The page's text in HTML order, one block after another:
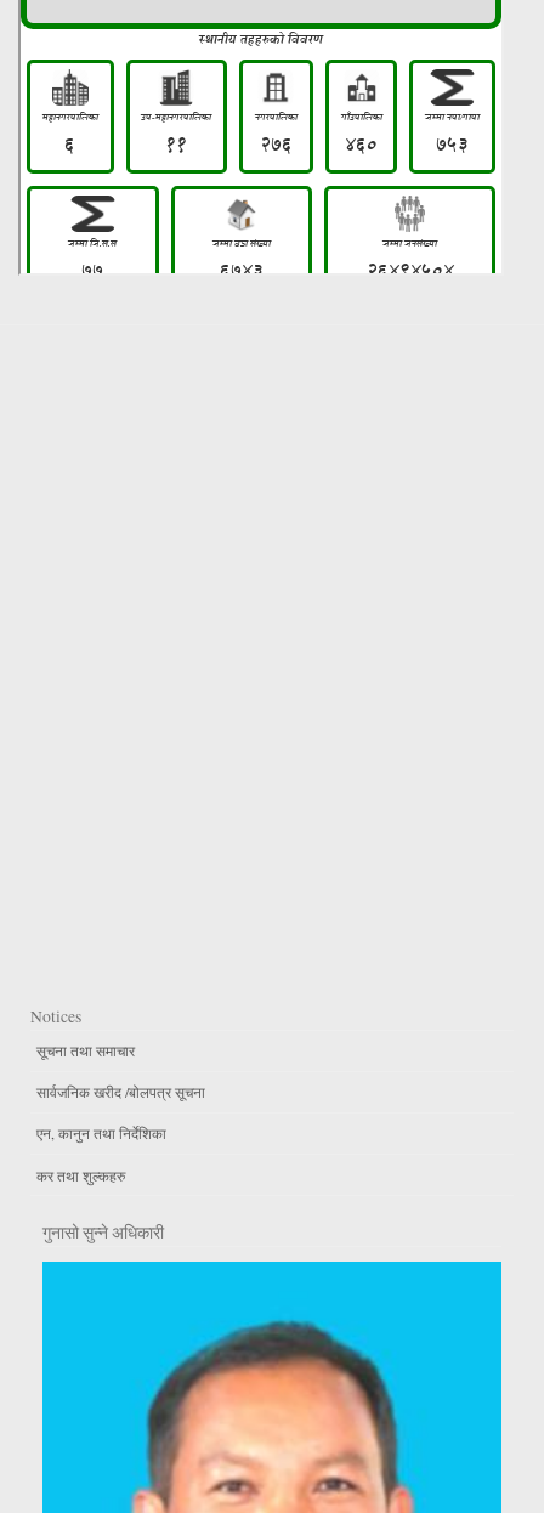
Notices
सूचना तथा समाचार
सार्वजनिक खरीद /बोलपत्र सूचना
एन, कानुन तथा निर्देशिका
कर तथा शुल्कहरु
गुनासो सुन्ने अधिकारी